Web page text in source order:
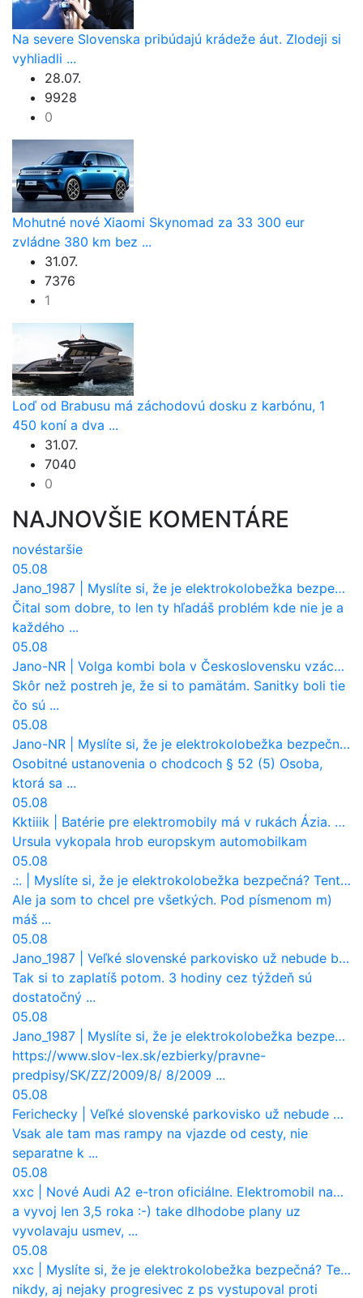
Na severe Slovenska pribúdajú krádeže áut. Zlodeji si
vyhliadli ...
28.07.
9928
0
Mohutné nové Xiaomi Skynomad za 33 300 eur
zvládne 380 km bez ...
31.07.
7376
1
Loď od Brabusu má záchodovú dosku z karbónu, 1
450 koní a dva ...
31.07.
7040
0
NAJNOVŠIE KOMENTÁRE
novéstaršie
05.08
Jano_1987
Myslíte si, že je elektrokolobežka bezpečná? Tento test odhalil vážny problém
Čital som dobre, to len ty hľadáš problém kde nie je a
každého ...
05.08
Jano-NR
Volga kombi bola v Československu vzácnosť. Jazdila ako sanitka, aj pre Verejnú bezpečnosť
Skôr než postreh je, že si to pamätám. Sanitky boli tie
čo sú ...
05.08
Jano-NR
Myslíte si, že je elektrokolobežka bezpečná? Tento test odhalil vážny problém
Osobitné ustanovenia o chodcoch § 52 (5) Osoba,
ktorá sa ...
05.08
Kktiiik
Batérie pre elektromobily má v rukách Ázia. Európa ale stráca kontrolu aj nad vlastnou výrobou!
Ursula vykopala hrob europskym automobilkam
05.08
.:.
Myslíte si, že je elektrokolobežka bezpečná? Tento test odhalil vážny problém
Ale ja som to chcel pre všetkých. Pod písmenom m)
máš ...
05.08
Jano_1987
Veľké slovenské parkovisko už nebude bezplatné
Tak si to zaplatíš potom. 3 hodiny cez týždeň sú
dostatočný ...
05.08
Jano_1987
Myslíte si, že je elektrokolobežka bezpečná? Tento test odhalil vážny problém
https://www.slov-lex.sk/ezbierky/pravne-
predpisy/SK/ZZ/2009/8/ 8/2009 ...
05.08
Ferichecky
Veľké slovenské parkovisko už nebude bezplatné
Vsak ale tam mas rampy na vjazde od cesty, nie
separatne k ...
05.08
xxc
Nové Audi A2 e-tron oficiálne. Elektromobil namiesto hliníka a spaľovacích motorov
a vyvoj len 3,5 roka :-) take dlhodobe plany uz
vyvolavaju usmev, ...
05.08
xxc
Myslíte si, že je elektrokolobežka bezpečná? Tento test odhalil vážny problém
nikdy, aj nejaky progresivec z ps vystupoval proti